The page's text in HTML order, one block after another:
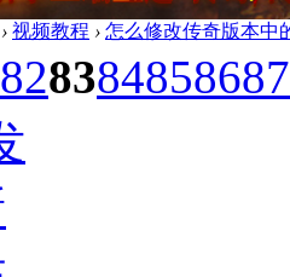
› 视频教程 › 怎么修改传奇版本中
828384858687